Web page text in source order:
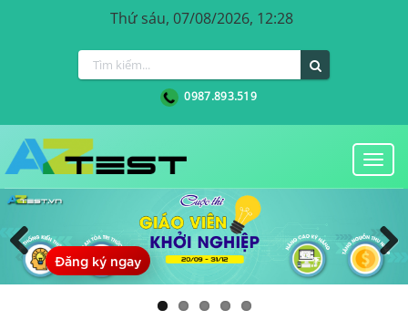
Thứ sáu, 07/08/2026, 12:28
0987.893.519
Đăng ký ngay
Previous Next